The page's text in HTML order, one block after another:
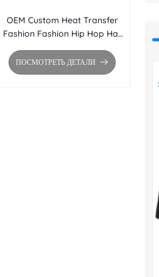
OEM Custom Heat Transfer
Fashion Fashion Hip Hop Hat
Brim Snapback
ПОСМОТРЕТЬ ДЕТАЛИ